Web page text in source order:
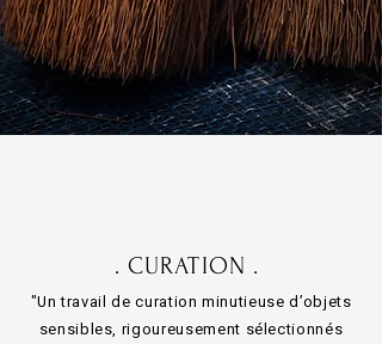
. CURATION .
"Un travail de curation minutieuse d’objets
sensibles, rigoureusement sélectionnés